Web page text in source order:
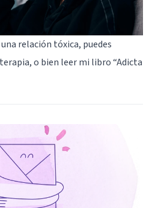
relación tóxica, puedes
o bien leer mi libro “Adicta